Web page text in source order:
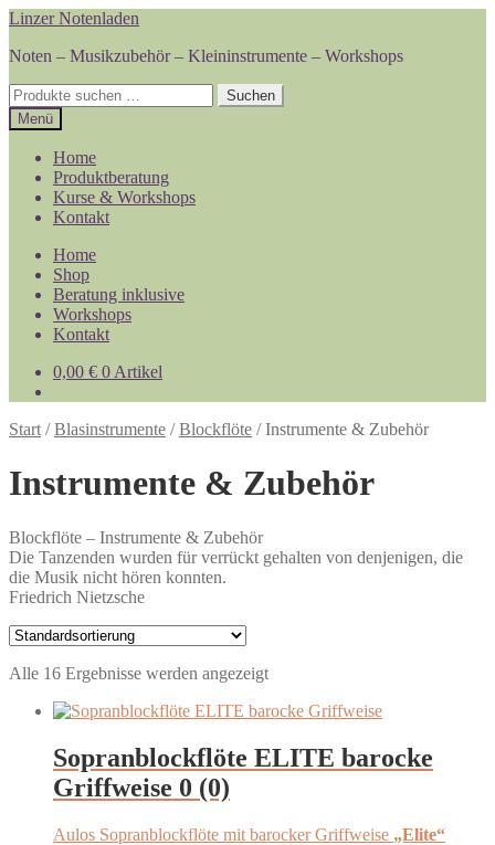
Zur
springen
Zum
springen
Linzer Notenladen
Noten – Musikzubehör – Kleininstrumente – Workshops
Suchen
nach:
Suchen
Menü
Home
Produktberatung
Kurse & Workshops
Kontakt
Home
Shop
Beratung inklusive
Workshops
Kontakt
0,00 € 0 Artikel
Start /Blasinstrumente /Blockflöte /Instrumente & Zubehör
Instrumente & Zubehör
Blockflöte – Instrumente & Zubehör
Die Tanzenden wurden für verrückt gehalten von denjenigen, die
die Musik nicht hören konnten.
Friedrich Nietzsche
Alle 16 Ergebnisse werden angezeigt
Sopranblockflöte ELITE barocke
Griffweise 0 (0)
Aulos Sopranblockflöte mit barocker Griffweise „Elite“